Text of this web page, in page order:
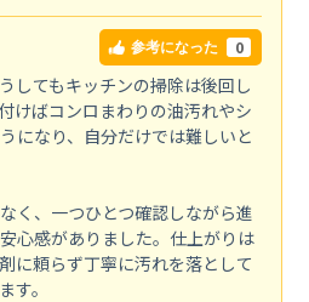
参考になった 0
してもキッチンの掃除は後回し
けばコンロまわりの油汚れやシ
になり、自分だけでは難しいと
く、一つひとつ確認しながら進
心感がありました。仕上がりは
に頼らず丁寧に汚れを落として
す。